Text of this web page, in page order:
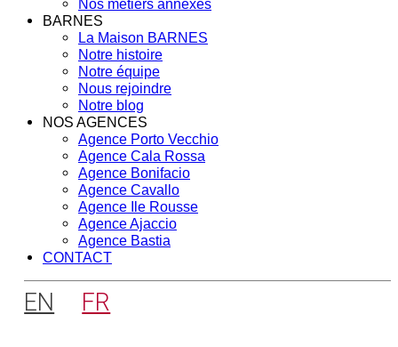
Nos métiers annexes
BARNES
La Maison BARNES
Notre histoire
Notre équipe
Nous rejoindre
Notre blog
NOS AGENCES
Agence Porto Vecchio
Agence Cala Rossa
Agence Bonifacio
Agence Cavallo
Agence Ile Rousse
Agence Ajaccio
Agence Bastia
CONTACT
EN FR